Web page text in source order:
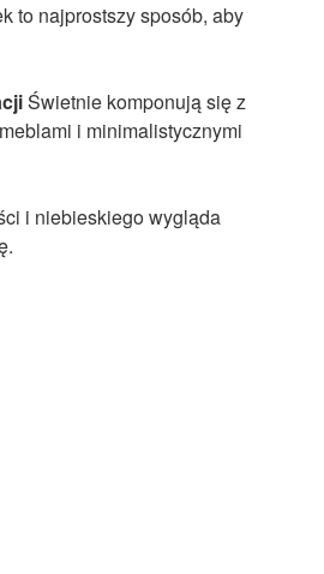
to najprostszy sposób, aby
Świetnie komponują się z
i minimalistycznymi
i niebieskiego wygląda